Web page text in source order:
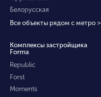
Белорусская
Все объекты рядом с метро >
Комплексы застройщика
Forma
Republic
Forst
Moments